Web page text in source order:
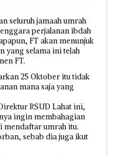
seluruh jamaah umrah
perjalanan ibdah
FT akan menunjuk
yang selama ini telah
FT.
25 Oktober itu tidak
mana saja yang
RSUD Lahat ini,
ingin membahagian
mendaftar umrah itu.
sebab dia juga ikut